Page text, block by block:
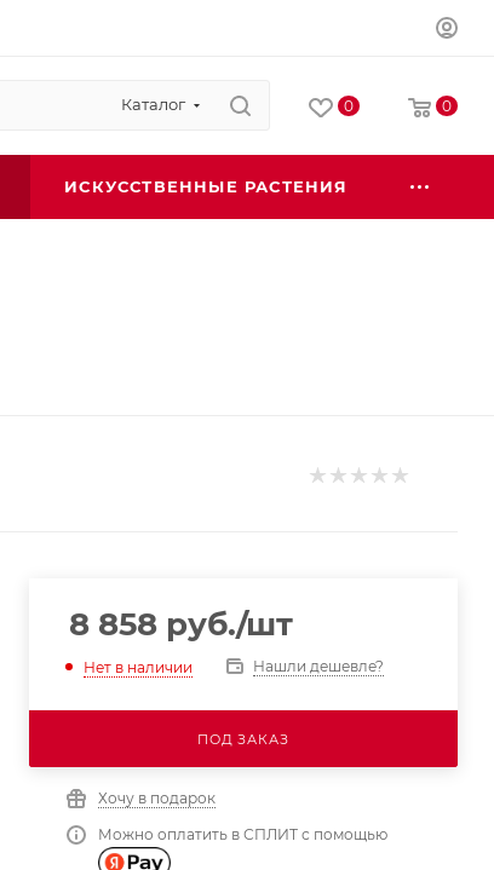
Каталог 0 0
ИСКУССТВЕННЫЕ РАСТЕНИЯ
8 858руб./шт
Нет в наличии Нашли дешевле?
ПОД ЗАКАЗ
Хочу в подарок
Можно оплатить в СПЛИТ с помощью